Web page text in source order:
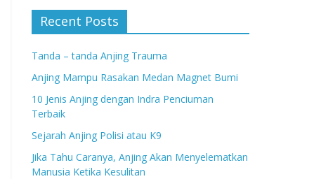
Recent Posts
Tanda – tanda Anjing Trauma
Anjing Mampu Rasakan Medan Magnet Bumi
10 Jenis Anjing dengan Indra Penciuman
Terbaik
Sejarah Anjing Polisi atau K9
Jika Tahu Caranya, Anjing Akan Menyelematkan
Manusia Ketika Kesulitan